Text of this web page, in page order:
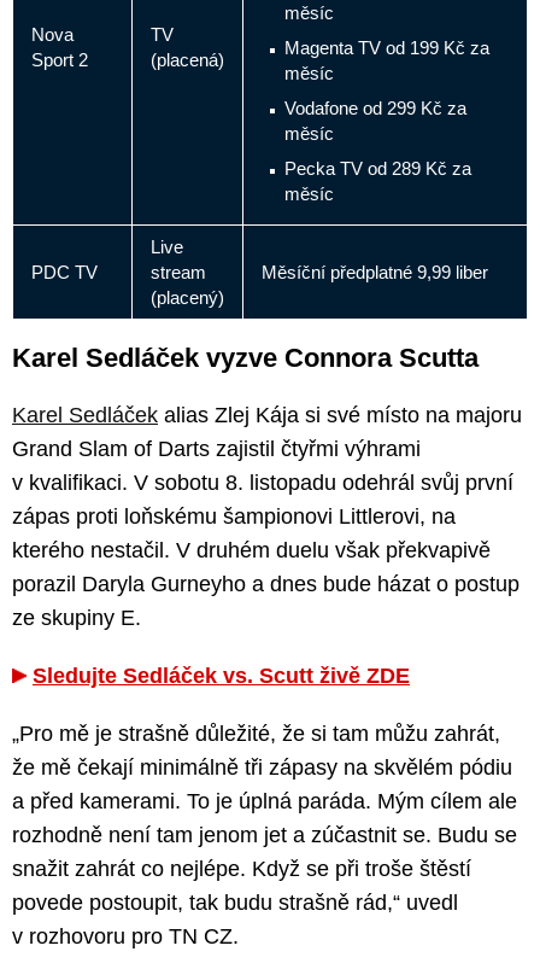
Nova
Sport 2
TV
(placená)
měsíc
Magenta TV od 199 Kč za
měsíc
Vodafone od 299 Kč za
měsíc
Pecka TV od 289 Kč za
měsíc
PDC TV
Live
stream
(placený)
Měsíční předplatné 9,99 liber
Karel Sedláček vyzve Connora Scutta
Karel Sedláček alias Zlej Kája si své místo na majoru
Grand Slam of Darts zajistil čtyřmi výhrami
v kvalifikaci. V sobotu 8. listopadu odehrál svůj první
zápas proti loňskému šampionovi Littlerovi, na
kterého nestačil. V druhém duelu však překvapivě
porazil Daryla Gurneyho a dnes bude házat o postup
ze skupiny E.
Sledujte Sedláček vs. Scutt živě ZDE
„Pro mě je strašně důležité, že si tam můžu zahrát,
že mě čekají minimálně tři zápasy na skvělém pódiu
a před kamerami. To je úplná paráda. Mým cílem ale
rozhodně není tam jenom jet a zúčastnit se. Budu se
snažit zahrát co nejlépe. Když se při troše štěstí
povede postoupit, tak budu strašně rád,“ uvedl
v rozhovoru pro TN CZ.